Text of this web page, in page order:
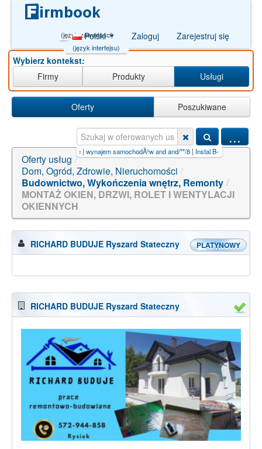
(język zawartości)
Polski
(język interfejsu)
Zaloguj Zarejestruj się
Wybierz kontekst:
Firmy
Produkty Usługi
Oferty Poszukiwane
...
samochodÃ³w and and/**/8 |Instal B-B|budowa gazociągu
Oferty usług /
Dom, Ogród, Zdrowie, Nieruchomości /
Budownictwo, Wykończenia wnętrz, Remonty /
MONTAŻ OKIEN, DRZWI, ROLET I WENTYLACJI
OKIENNYCH
PLATYNOWY
RICHARD BUDUJE Ryszard Stateczny
RICHARD BUDUJE Ryszard Stateczny